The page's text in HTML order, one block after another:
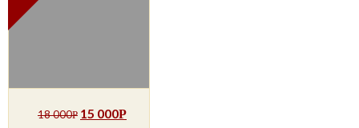
18 000Р 15 000Р